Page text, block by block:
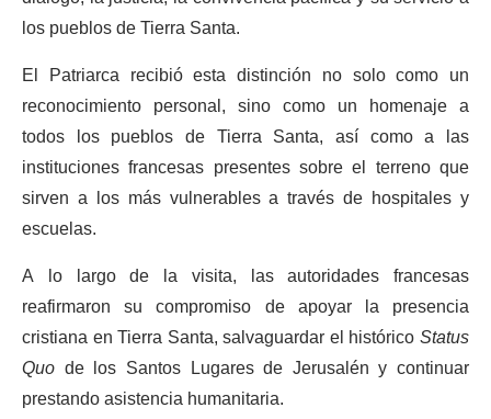
los pueblos de Tierra Santa.
El Patriarca recibió esta distinción no solo como un
reconocimiento personal, sino como un homenaje a
todos los pueblos de Tierra Santa, así como a las
instituciones francesas presentes sobre el terreno que
sirven a los más vulnerables a través de hospitales y
escuelas.
A lo largo de la visita, las autoridades francesas
reafirmaron su compromiso de apoyar la presencia
cristiana en Tierra Santa, salvaguardar el históricoStatus
Quo de los Santos Lugares de Jerusalén y continuar
prestando asistencia humanitaria.